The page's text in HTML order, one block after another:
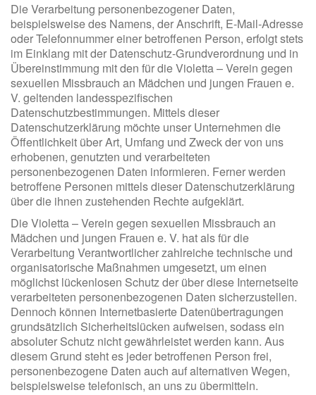
Die Verarbeitung personenbezogener Daten,
beispielsweise des Namens, der Anschrift, E-Mail-Adresse
oder Telefonnummer einer betroffenen Person, erfolgt stets
im Einklang mit der Datenschutz-Grundverordnung und in
Übereinstimmung mit den für die Violetta – Verein gegen
sexuellen Missbrauch an Mädchen und jungen Frauen e.
V. geltenden landesspezifischen
Datenschutzbestimmungen. Mittels dieser
Datenschutzerklärung möchte unser Unternehmen die
Öffentlichkeit über Art, Umfang und Zweck der von uns
erhobenen, genutzten und verarbeiteten
personenbezogenen Daten informieren. Ferner werden
betroffene Personen mittels dieser Datenschutzerklärung
über die ihnen zustehenden Rechte aufgeklärt.
Die Violetta – Verein gegen sexuellen Missbrauch an
Mädchen und jungen Frauen e. V. hat als für die
Verarbeitung Verantwortlicher zahlreiche technische und
organisatorische Maßnahmen umgesetzt, um einen
möglichst lückenlosen Schutz der über diese Internetseite
verarbeiteten personenbezogenen Daten sicherzustellen.
Dennoch können Internetbasierte Datenübertragungen
grundsätzlich Sicherheitslücken aufweisen, sodass ein
absoluter Schutz nicht gewährleistet werden kann. Aus
diesem Grund steht es jeder betroffenen Person frei,
personenbezogene Daten auch auf alternativen Wegen,
beispielsweise telefonisch, an uns zu übermitteln.